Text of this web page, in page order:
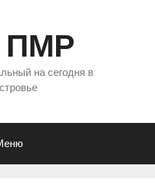
ПМР
на сегодня в